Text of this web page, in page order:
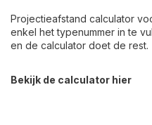
Projectieafstand calculator
enkel het typenummer in te
en de calculator doet de rest.
Bekijk de calculator hier